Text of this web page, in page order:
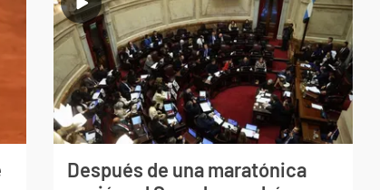
Después de una maratónica